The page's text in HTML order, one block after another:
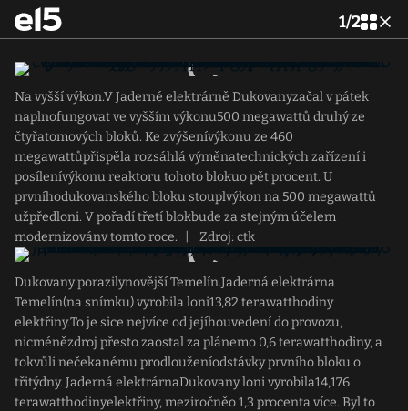
1/2
Na vyšší výkon.V Jaderné elektrárně Dukovanyzačal v pátek
naplnofungovat ve vyšším výkonu500 megawattů druhý ze
čtyřatomových bloků. Ke zvýšenívýkonu ze 460
megawattůpřispěla rozsáhlá výměnatechnických zařízení i
posílenívýkonu reaktoru tohoto blokuo pět procent. U
prvníhodukovanského bloku stouplvýkon na 500 megawattů
užpředloni. V pořadí třetí blokbude za stejným účelem
modernizovánv tomto roce.
Zdroj: ctk
Dukovany porazilynovější Temelín.Jaderná elektrárna
Temelín(na snímku) vyrobila loni13,82 terawatthodiny
elektřiny.To je sice nejvíce od jejíhouvedení do provozu,
nicménězdroj přesto zaostal za plánemo 0,6 terawatthodiny, a
tokvůli nečekanému prodlouženíodstávky prvního bloku o
třitýdny. Jaderná elektrárnaDukovany loni vyrobila14,176
terawatthodinyelektřiny, meziročněo 1,3 procenta více. Byl to